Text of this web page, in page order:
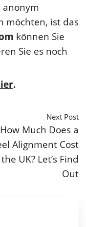
anonym
möchten, ist das
können Sie
Sie es noch
.
Next Post
How Much Does a
Alignment Cost
UK? Let’s Find
Out